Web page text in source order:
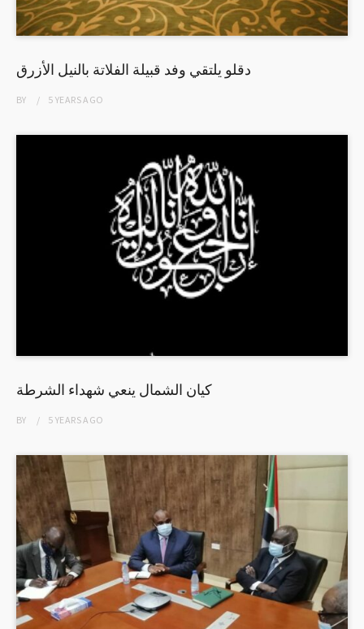
دقلو يلتقي وفد قبيلة الفلاتة بالنيل الأزرق
BY 5 YEARSAGO
كيان الشمال ينعي شهداء الشرطة
BY 5 YEARSAGO